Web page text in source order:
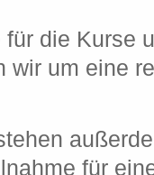
die Kurse
wir um eine
für